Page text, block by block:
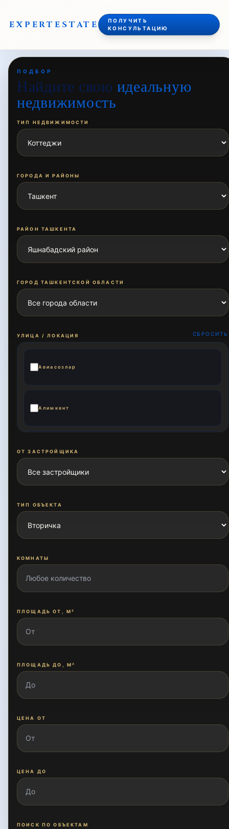
EXPERTESTATE
ПОЛУЧИТЬ
КОНСУЛЬТАЦИЮ
ПОДБОР
Найдите свою идеальную
недвижимость
ТИП НЕДВИЖИМОСТИ
ГОРОДА И РАЙОНЫ
РАЙОН ТАШКЕНТА
ГОРОД ТАШКЕНТСКОЙ ОБЛАСТИ
УЛИЦА / ЛОКАЦИЯ СБРОСИТЬ
Авиасозлар
Алимкент
Бешарик
Боткина
Дустлик
Кадышева массив
ОТ ЗАСТРОЙЩИКА
ТИП ОБЪЕКТА
КОМНАТЫ
ПЛОЩАДЬ ОТ, М²
ПЛОЩАДЬ ДО, М²
ЦЕНА ОТ
ЦЕНА ДО
ПОИСК ПО ОБЪЕКТАМ